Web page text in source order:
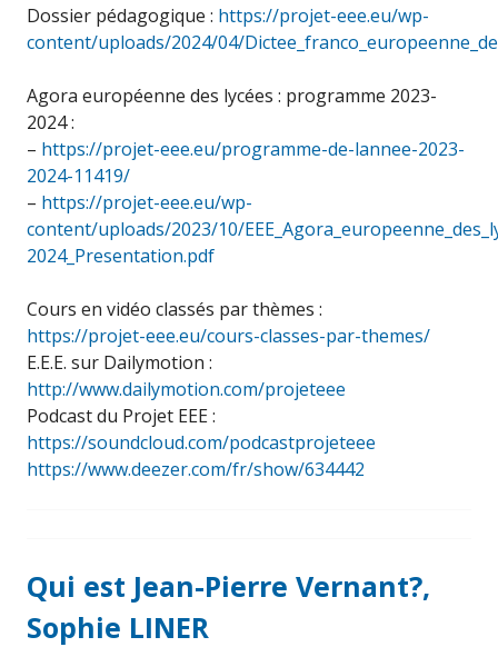
Dossier pédagogique : https://projet-eee.eu/wp-
content/uploads/2024/04/
Agora européenne des lycées : programme 2023-
2024 :
– https://projet-eee.eu/programme-de-lannee-2023-
2024-11419/
– https://projet-eee.eu/wp-
content/uploads/2023/10/
2024_Presentation.pdf
Cours en vidéo classés par thèmes :
https://projet-eee.eu/cours-classes-par-themes/
E.E.E. sur Dailymotion :
http://www.dailymotion.com/projeteee
Podcast du Projet EEE :
https://soundcloud.com/podcastprojeteee
https://www.deezer.com/fr/show/634442
Qui est Jean-Pierre Vernant?,
Sophie LINER